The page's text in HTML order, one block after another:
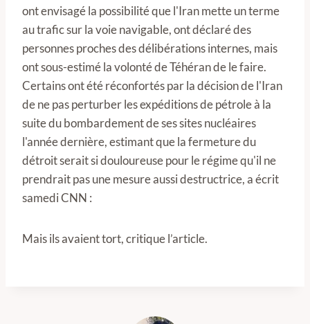
ont envisagé la possibilité que l'Iran mette un terme
au trafic sur la voie navigable, ont déclaré des
personnes proches des délibérations internes, mais
ont sous-estimé la volonté de Téhéran de le faire.
Certains ont été réconfortés par la décision de l'Iran
de ne pas perturber les expéditions de pétrole à la
suite du bombardement de ses sites nucléaires
l'année dernière, estimant que la fermeture du
détroit serait si douloureuse pour le régime qu'il ne
prendrait pas une mesure aussi destructrice, a écrit
samedi CNN :
Mais ils avaient tort, critique l’article.